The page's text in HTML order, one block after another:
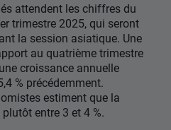
attendent les chiffres du
trimestre 2025, qui seront
la session asiatique. Une
au quatrième trimestre
croissance annuelle
% précédemment.
estiment que la
entre 3 et 4 %.